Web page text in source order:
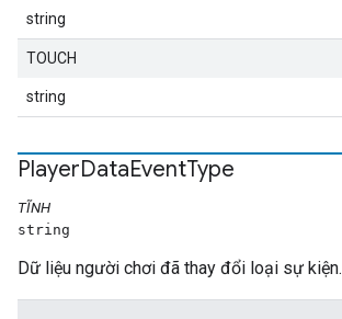
string
TOUCH
string
PlayerDataEventType
TĨNH
string
Dữ liệu người chơi đã thay đổi loại sự kiện.